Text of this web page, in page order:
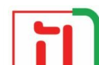
Popular